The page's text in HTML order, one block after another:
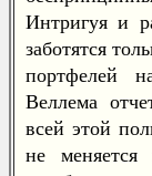
Интригуя и
заботятся
портфелей
Веллема
всей этой
не